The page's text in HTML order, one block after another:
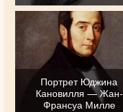
Портрет Юджина
Кановилля — Жан-
Франсуа Милле